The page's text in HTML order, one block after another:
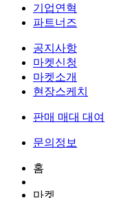
기업연혁
파트너즈
공지사항
마켓신청
마켓소개
현장스케치
판매 매대 대여
문의정보
홈
마켓